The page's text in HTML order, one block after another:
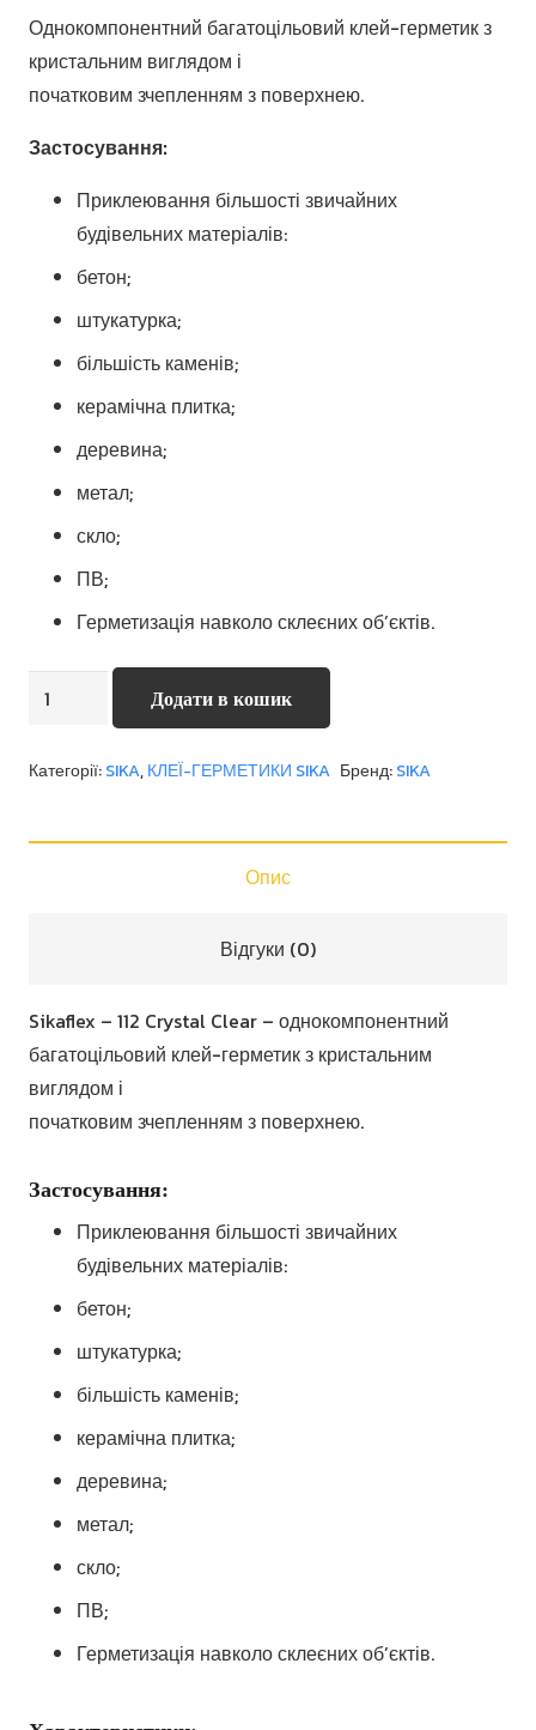
Однокомпонентний багатоцільовий клей-герметик з
кристальним виглядом і
початковим зчепленням з поверхнею.
Застосування:
Приклеювання більшості звичайних
будівельних матеріалів:
бетон;
штукатурка;
більшість каменів;
керамічна плитка;
деревина;
метал;
скло;
ПВ;
Герметизація навколо склеєних об’єктів.
Sikaflex
Crystal
Додати в кошик
Категорії:SIKA,КЛЕЇ-ГЕРМЕТИКИ SIKA Бренд:SIKA
Опис
Відгуки (0)
Sikaflex – 112 Crystal Clear – однокомпонентний
багатоцільовий клей-герметик з кристальним
виглядом і
початковим зчепленням з поверхнею.
Застосування:
Приклеювання більшості звичайних
будівельних матеріалів:
бетон;
штукатурка;
більшість каменів;
керамічна плитка;
деревина;
метал;
скло;
ПВ;
Герметизація навколо склеєних об’єктів.